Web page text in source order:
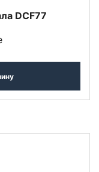
DCF77